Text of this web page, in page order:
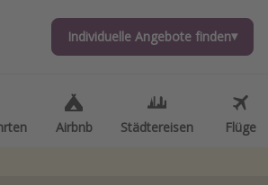
Individuelle Angebote finden
Airbnb Städtereisen Flüge
Individuelle Angebote finden
Airbnb Städtereisen Flüge